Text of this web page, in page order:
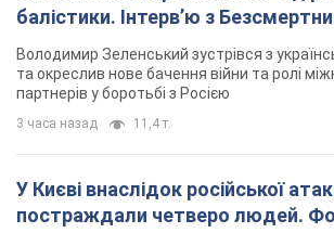
балістики. Інтерв’ю з
Володимир Зеленський зустрівся з
та окреслив нове бачення війни та ролі
партнерів у боротьбі з Росією
3 часа назад 11,4 т.
У Києві внаслідок російської
постраждали четверо людей.